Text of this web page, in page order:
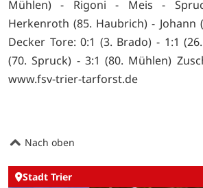
Mühlen) - Rigoni - Meis -
Herkenroth (85. Haubrich) - Johann
Decker Tore: 0:1 (3. Brado) - 1:1
(70. Spruck) - 3:1 (80. Mühlen)
www.fsv-trier-tarforst.de
Nach oben
Stadt Trier